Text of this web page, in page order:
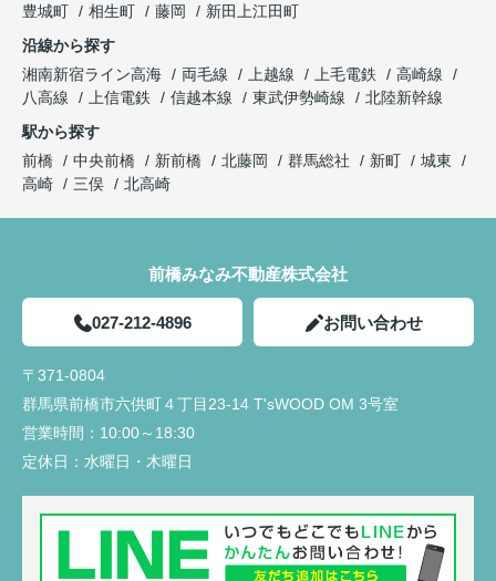
豊城町
相生町 藤岡
新田上江田町
沿線から探す
湘南新宿ライン高海
両毛線 上越線 上毛電鉄
高崎線
八高線
上信電鉄 信越本線 東武伊勢崎線
北陸新幹線
駅から探す
前橋
中央前橋 新前橋 北藤岡 群馬総社 新町
城東
高崎
三俣 北高崎
前橋みなみ不動産株式会社
027-212-4896 お問い合わせ
〒371-0804
群馬県前橋市六供町４丁目23‐14 T'sWOOD OM 3号室
営業時間： 10:00～18:30
定休日： 水曜日・木曜日